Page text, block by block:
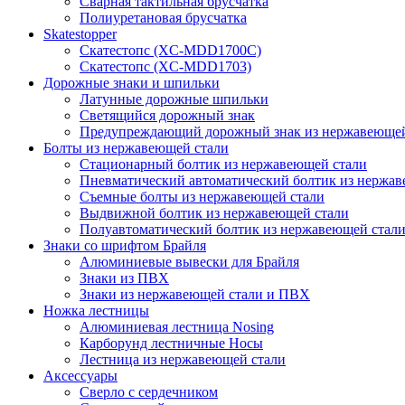
Полиуретановая брусчатка
Skatestopper
Скатестопс (XC-MDD1700C)
Скатестопс (XC-MDD1703)
Дорожные знаки и шпильки
Латунные дорожные шпильки
Светящийся дорожный знак
Предупреждающий дорожный знак из
Болты из нержавеющей стали
Стационарный болтик из нержавеющей стали
Пневматический автоматический болтик из
Съемные болты из нержавеющей стали
Выдвижной болтик из нержавеющей стали
Полуавтоматический болтик из нержавеющей стали
Знаки со шрифтом Брайля
Алюминиевые вывески для Брайля
Знаки из ПВХ
Знаки из нержавеющей стали и ПВХ
Ножка лестницы
Алюминиевая лестница Nosing
Карборунд лестничные Носы
Лестница из нержавеющей стали
Аксессуары
Сверло с сердечником